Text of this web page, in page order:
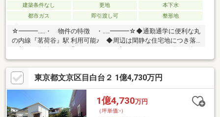
建築条件なし 更地
本下水
都市ガス
即引渡し可 整形地
☆━━━…‥・ 物件の特徴 ・‥…━━━☆◆通勤通学に便利な丸
の内線『茗荷谷』駅 利用可能♪ ◆周辺は閑静な住宅地につき落
園等、生活環境良好♪◆同仕様モデルハウスのご案内や建物プレ
ゼンテーションも随時受付中♪是非、現地をご確認ください！♪物
件の詳細はADCAST駒込支店迄【０１２０－９１７－１９７】
♪☆━━━…‥・ ━☆━ ・‥…━━━☆
東京都文京区目白台２ 1億4,730万円
1億4,730万円
（坪単価:-）